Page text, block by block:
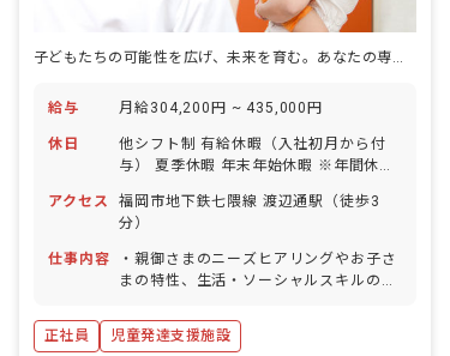
子どもたちの可能性を広げ、未来を育む。あなたの専門性で、新たな一歩を踏み出しませんか？
給与 月給304,200円 ~ 435,000円
休日
他シフト制 有給休暇（入社初月から付
与） 夏季休暇 年末年始休暇 ※年間休日
アクセス
福岡市地下鉄七隈線 渡辺通駅（徒歩3
分）
仕事内容
・親御さまのニーズヒアリングやお子さ
まの特性、生活・ソーシャルスキルのア
理 ・コンプライアンスに基づくサービス
の管理業務全般 ・教育・育児・発達相談
正社員 児童発達支援施設